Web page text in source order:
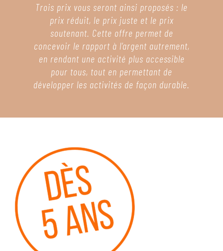
Trois prix vous seront ainsi proposés : le
prix réduit, le prix juste et le prix
soutenant. Cette offre permet de
concevoir le rapport à l’argent autrement,
en rendant une activité plus accessible
pour tous, tout en permettant de
développer les activités de façon durable.